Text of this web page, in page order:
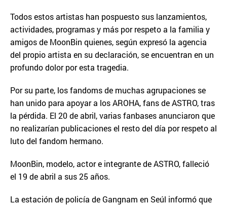
Todos estos artistas han pospuesto sus lanzamientos,
actividades, programas y más por respeto a la familia y
amigos de MoonBin quienes, según expresó la agencia
del propio artista en su declaración, se encuentran en un
profundo dolor por esta tragedia.
Por su parte, los fandoms de muchas agrupaciones se
han unido para apoyar a los AROHA, fans de ASTRO, tras
la pérdida. El 20 de abril, varias fanbases anunciaron que
no realizarían publicaciones el resto del día por respeto al
luto del fandom hermano.
MoonBin, modelo, actor e integrante de ASTRO, falleció
el 19 de abril a sus 25 años.
La estación de policía de Gangnam en Seúl informó que